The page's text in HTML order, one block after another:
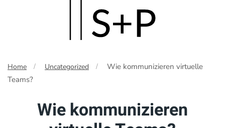
main
content
Home Uncategorized
Wie kommunizieren virtuelle
Teams?
Wie kommunizieren